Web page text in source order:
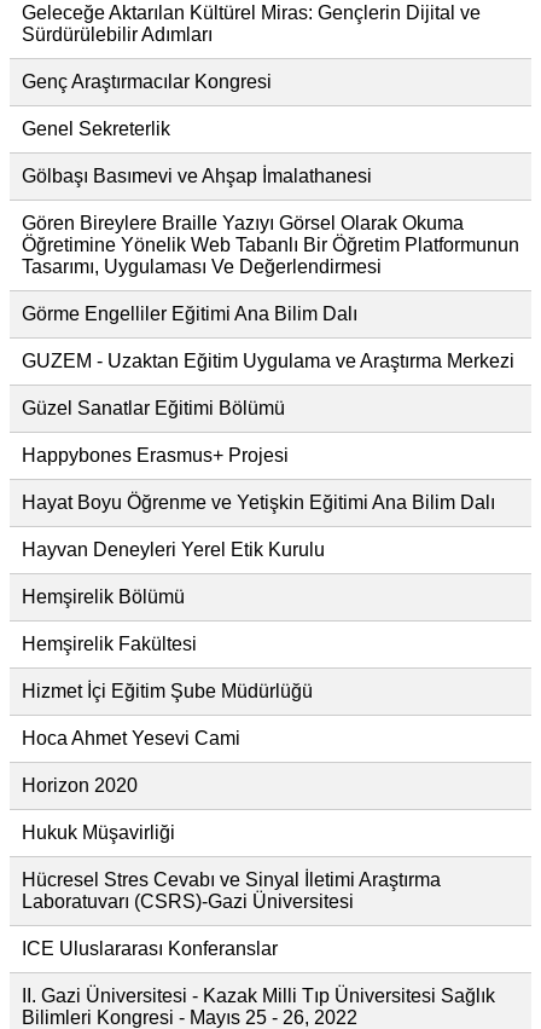
Geleceğe Aktarılan Kültürel Miras: Gençlerin Dijital ve
Sürdürülebilir Adımları
Genç Araştırmacılar Kongresi
Genel Sekreterlik
Gölbaşı Basımevi ve Ahşap İmalathanesi
Gören Bireylere Braille Yazıyı Görsel Olarak Okuma
Öğretimine Yönelik Web Tabanlı Bir Öğretim Platformunun
Tasarımı, Uygulaması Ve Değerlendirmesi
Görme Engelliler Eğitimi Ana Bilim Dalı
GUZEM - Uzaktan Eğitim Uygulama ve Araştırma Merkezi
Güzel Sanatlar Eğitimi Bölümü
Happybones Erasmus+ Projesi
Hayat Boyu Öğrenme ve Yetişkin Eğitimi Ana Bilim Dalı
Hayvan Deneyleri Yerel Etik Kurulu
Hemşirelik Bölümü
Hemşirelik Fakültesi
Hizmet İçi Eğitim Şube Müdürlüğü
Hoca Ahmet Yesevi Cami
Horizon 2020
Hukuk Müşavirliği
Hücresel Stres Cevabı ve Sinyal İletimi Araştırma
Laboratuvarı (CSRS)-Gazi Üniversitesi
ICE Uluslararası Konferanslar
II. Gazi Üniversitesi - Kazak Milli Tıp Üniversitesi Sağlık
Bilimleri Kongresi - Mayıs 25 - 26, 2022